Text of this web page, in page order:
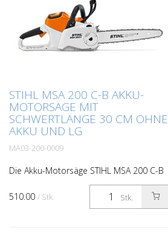
STIHL MSA 200 C-B AKKU-
MOTORSÄGE MIT
SCHWERTLÄNGE 30 CM OHNE
AKKU UND LG
MA03-200-0009
Die Akku-Motorsäge STIHL MSA 200 C-B
eignet sich für das Schneiden von dicken
Ästen oder zum Fällen kleinerer Bäume.
Sie ist für Profis konzipiert, die eine
Stk.
510.00 / Stk.